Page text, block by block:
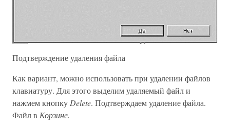
Подтверждение удаления файла
Как вариант, можно использовать при удалении файлов
клавиатуру. Для этого выделим удаляемый файл и
нажмем кнопку Delete. Подтверждаем удаление файла.
Файл в Корзине.